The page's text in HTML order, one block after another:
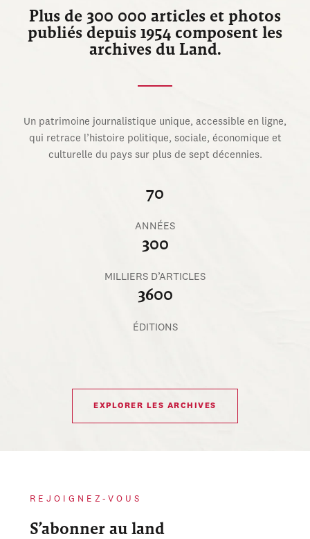
Plus de 300 000 articles et photos
publiés depuis 1954 composent les
archives du Land.
Un patrimoine journalistique unique, accessible en ligne,
qui retrace l’histoire politique, sociale, économique et
culturelle du pays sur plus de sept décennies.
70
ANNÉES
300
MILLIERS D’ARTICLES
3600
ÉDITIONS
EXPLORER LES ARCHIVES
REJOIGNEZ-VOUS
S’abonner au land